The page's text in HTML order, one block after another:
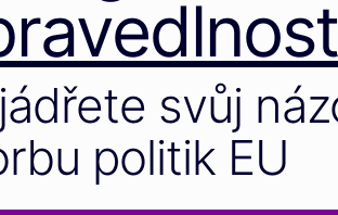
svůj
politik EU